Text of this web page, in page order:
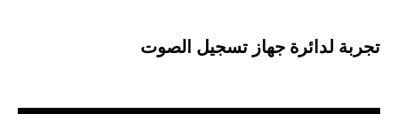
تجربة لدائرة جهاز تسجيل الصوت